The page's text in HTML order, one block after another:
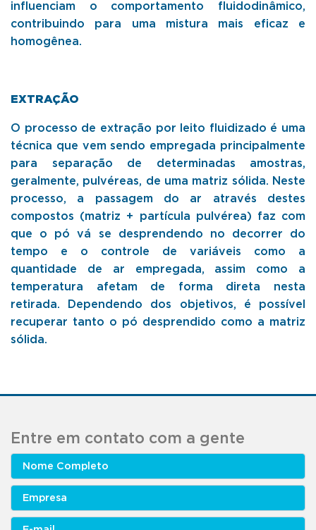
influenciam o comportamento fluidodinâmico,
contribuindo para uma mistura mais eficaz e
homogênea.
EXTRAÇÃO
O processo de extração por leito fluidizado é uma
técnica que vem sendo empregada principalmente
para separação de determinadas amostras,
geralmente, pulvéreas, de uma matriz sólida. Neste
processo, a passagem do ar através destes
compostos (matriz + partícula pulvérea) faz com
que o pó vá se desprendendo no decorrer do
tempo e o controle de variáveis como a
quantidade de ar empregada, assim como a
temperatura afetam de forma direta nesta
retirada. Dependendo dos objetivos, é possível
recuperar tanto o pó desprendido como a matriz
sólida.
Entre em contato com a gente